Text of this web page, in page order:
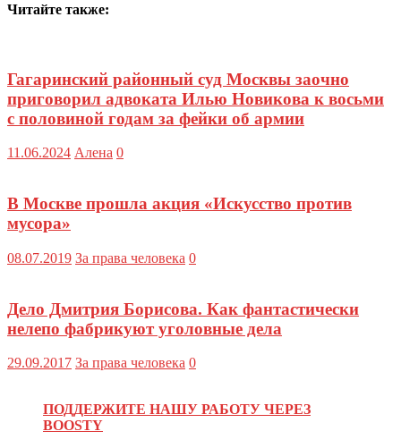
Читайте также:
Гагаринский районный суд Москвы заочно
приговорил адвоката Илью Новикова к восьми
с половиной годам за фейки об армии
11.06.2024 Алена 0
В Москве прошла акция «Искусство против
мусора»
08.07.2019 За права человека 0
Дело Дмитрия Борисова. Как фантастически
нелепо фабрикуют уголовные дела
29.09.2017 За права человека 0
ПОДДЕРЖИТЕ НАШУ РАБОТУ ЧЕРЕЗ
BOOSTY